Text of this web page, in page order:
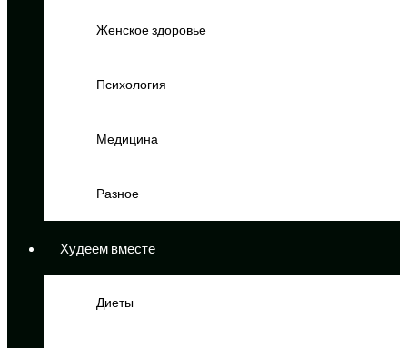
Женское здоровье
Психология
Медицина
Разное
Худеем вместе
Диеты